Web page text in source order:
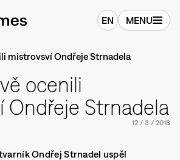
EN MENU
ocenili
Ondřeje Strnadela
12 / 3 / 2018
Ondřej Strnadel uspěl